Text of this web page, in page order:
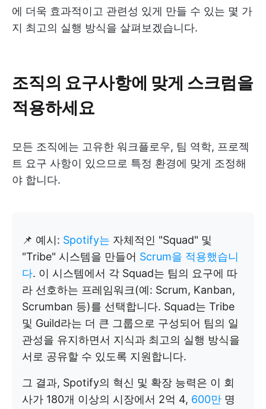
에 더욱 효과적이고 관련성 있게 만들 수 있는 몇 가
지 최고의 실행 방식을 살펴보겠습니다.
조직의 요구사항에 맞게 스크럼을
적용하세요
모든 조직에는 고유한 워크플로우, 팀 역학, 프로젝
트 요구 사항이 있으므로 특정 환경에 맞게 조정해
야 합니다.
📌 예시: Spotify는 자체적인 "Squad" 및
"Tribe" 시스템을 만들어 Scrum을 적용했습니
다. 이 시스템에서 각 Squad는 팀의 요구에 따
라 선호하는 프레임워크(예: Scrum, Kanban,
Scrumban 등)를 선택합니다. Squad는 Tribe
및 Guild라는 더 큰 그룹으로 구성되어 팀의 일
관성을 유지하면서 지식과 최고의 실행 방식을
서로 공유할 수 있도록 지원합니다.
그 결과, Spotify의 혁신 및 확장 능력은 이 회
사가 180개 이상의 시장에서 2억 4, 600만 명